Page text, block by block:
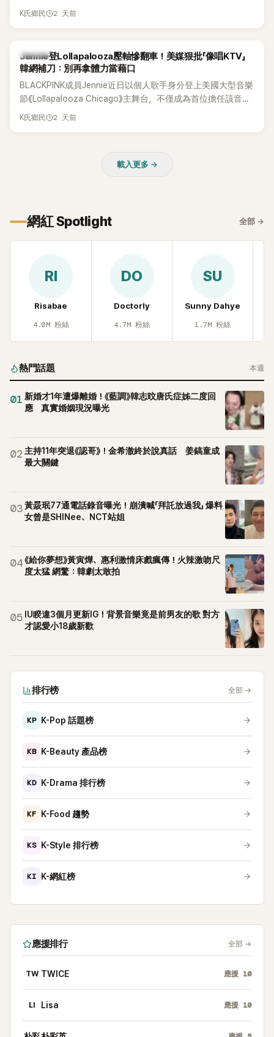
年沒有談戀愛，更首度透露空窗至今的原因，全與上一段戀情
K氏鄉民 2 天前
K-POP
Jennie登Lollapalooza壓軸慘翻車！美媒狠批「像唱KTV」
韓網補刀：別再拿體力當藉口
BLACKPINK成員Jennie近日以個人歌手身分登上美國大型音樂
節《Lollapalooza Chicago》主舞台，不僅成為首位擔任該音樂
節Headliner（壓軸主秀）的K-POP女SOLO歌手，寫下全新紀
K氏鄉民 2 天前
載入更多 →
網紅 Spotlight 全部 →
RI
Risabae
4.0M 粉絲
DO
Doctorly
4.7M 粉絲
SU
Sunny Dahye
1.7M 粉絲
熱門話題 本週
01 新婚才1年遭爆離婚！《藍調》韓志旼唐氏症姊二度回
應 真實婚姻現況曝光
02 主持11年突退《認哥》！金希澈終於說真話 姜鎬童成
最大關鍵
03黃晸珉77通電話錄音曝光！崩潰喊「拜託放過我」 爆料
女曾是SHINee、NCT站姐
04《給你夢想》黃寅燁、惠利激情床戲瘋傳！火辣激吻尺
度太猛 網驚：韓劇太敢拍
05 IU睽違3個月更新IG！背景音樂竟是前男友的歌 對方
才認愛小18歲新歡
排行榜 全部 →
KP K-Pop 話題榜
KB K-Beauty 產品榜
KD K-Drama 排行榜
KF K-Food 趨勢
KS K-Style 排行榜
KI K-網紅榜
應援排行 全部 →
TW TWICE 應援 10
LI Lisa 應援 10